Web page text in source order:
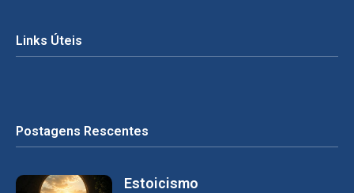
Links Úteis
Postagens Rescentes
Estoicismo